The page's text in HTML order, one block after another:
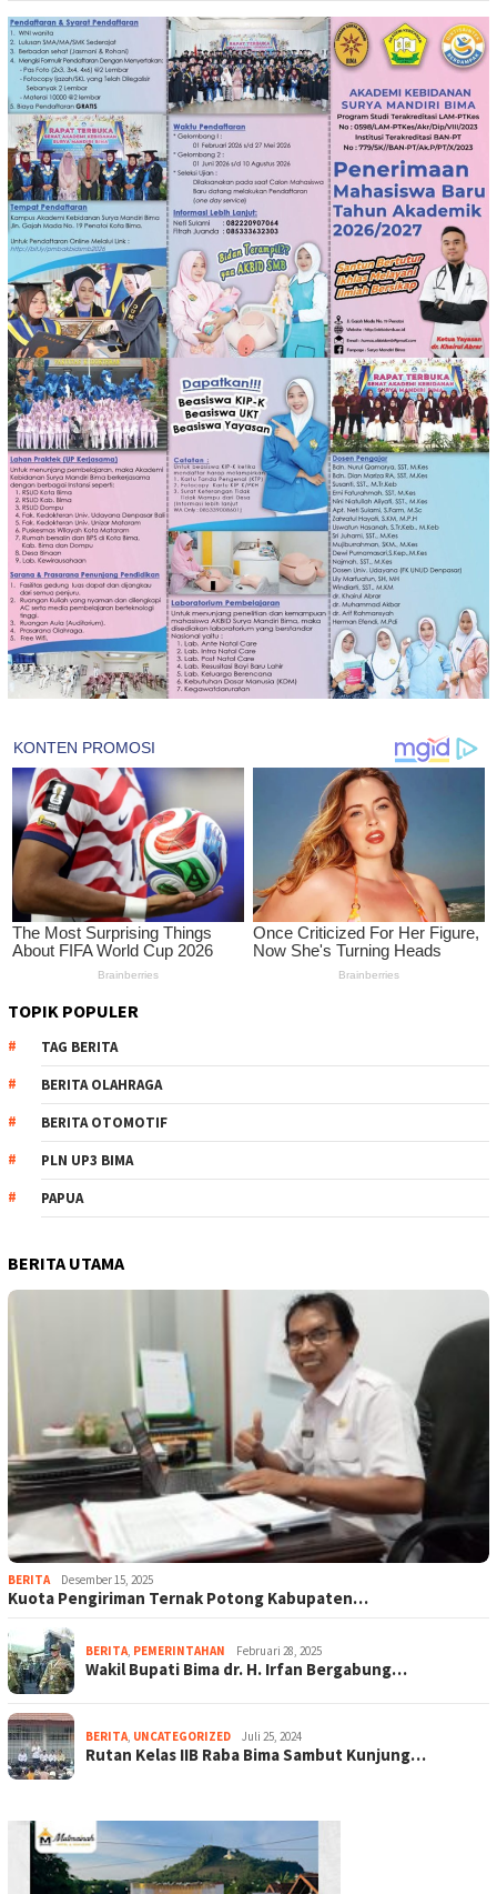
TOPIK POPULER
TAG BERITA
BERITA OLAHRAGA
BERITA OTOMOTIF
PLN UP3 BIMA
PAPUA
BERITA UTAMA
BERITA Desember 15, 2025
Kuota Pengiriman Ternak Potong Kabupaten…
BERITA PEMERINTAHAN Februari 28, 2025
Wakil Bupati Bima dr. H. Irfan Bergabung…
BERITA UNCATEGORIZED Juli 25, 2024
Rutan Kelas IIB Raba Bima Sambut Kunjung…